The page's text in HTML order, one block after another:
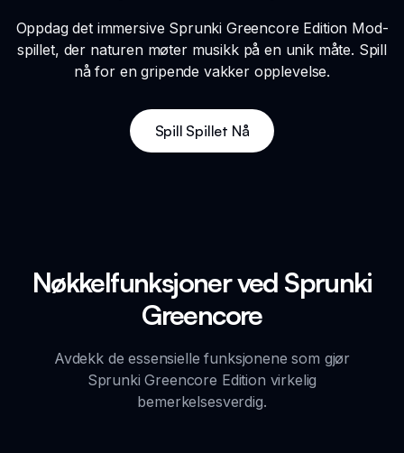
Oppdag det immersive Sprunki Greencore Edition Mod-
spillet, der naturen møter musikk på en unik måte. Spill
nå for en gripende vakker opplevelse.
Spill Spillet Nå
Nøkkelfunksjoner ved Sprunki
Greencore
Avdekk de essensielle funksjonene som gjør
Sprunki Greencore Edition virkelig
bemerkelsesverdig.